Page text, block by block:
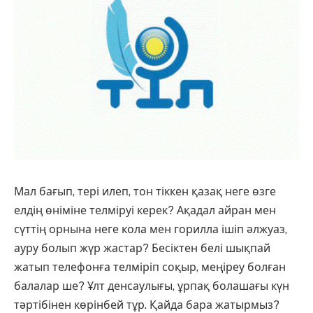
Мал бағып, тері илеп, тон тіккен қазақ неге өзге
елдің өніміне телміруі керек? Ақадал айран мен
сүттің орнына неге кола мен горилла ішіп әлжуаз,
ауру болып жүр жастар? Бесіктен белі шықпай
жатып телефонға телміріп соқыр, меңіреу болған
балалар ше? Ұлт денсаулығы, ұрпақ болашағы күн
тәртібінен көрінбей тұр. Қайда бара жатырмыз?